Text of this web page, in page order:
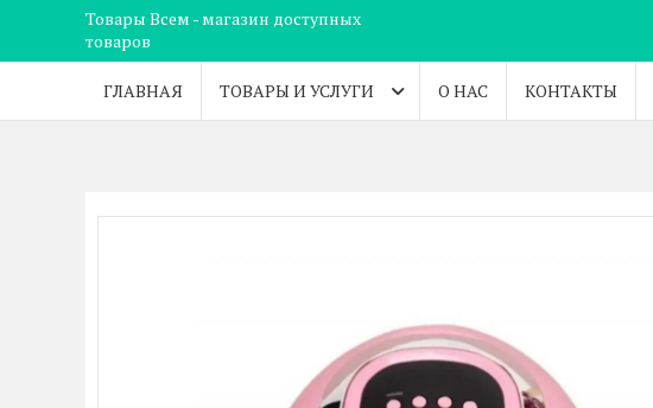
Товары Всем - магазин доступных
товаров
ГЛАВНАЯ ТОВАРЫ И УСЛУГИ О НАС КОНТАКТЫ